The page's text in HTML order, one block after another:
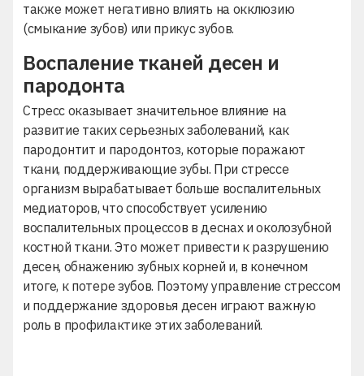
также может негативно влиять на окклюзию
(смыкание зубов) или прикус зубов.
Воспаление тканей десен и
пародонта
Стресс оказывает значительное влияние на
развитие таких серьезных заболеваний, как
пародонтит и пародонтоз, которые поражают
ткани, поддерживающие зубы. При стрессе
организм вырабатывает больше воспалительных
медиаторов, что способствует усилению
воспалительных процессов в деснах и околозубной
костной ткани. Это может привести к разрушению
десен, обнажению зубных корней и, в конечном
итоге, к потере зубов. Поэтому управление стрессом
и поддержание здоровья десен играют важную
роль в профилактике этих заболеваний.